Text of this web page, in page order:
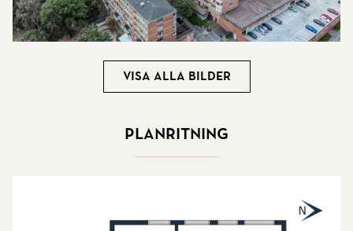
Visa alla bilder
Planritning